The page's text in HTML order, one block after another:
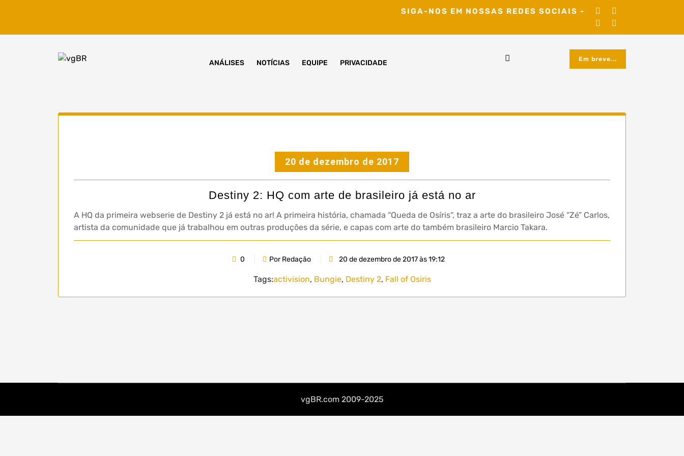
SIGA-NOS EM NOSSAS REDES SOCIAIS -
ANÁLISES NOTÍCIAS EQUIPE PRIVACIDADE Em breve...
20 de dezembro de 2017
Destiny 2: HQ com arte de brasileiro já está no ar
A HQ da primeira webserie de Destiny 2 já está no ar! A primeira história, chamada “Queda de Osíris“, traz a arte do brasileiro José “Zé” Carlos,
artista da comunidade que já trabalhou em outras produções da série, e capas com arte do também brasileiro Marcio Takara.
0 Por Redação 20 de dezembro de 2017 às 19:12
Tags:activision, Bungie, Destiny 2, Fall of Osiris
vgBR.com 2009-2025